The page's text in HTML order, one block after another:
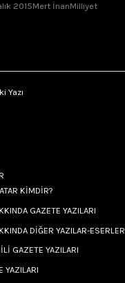
KİMDİR?
GAZETE YAZILARI
DİĞER YAZILAR-ESERLER
GAZETE YAZILARI
YAZILARI
2015Mert İnanMilliyet
Yazı